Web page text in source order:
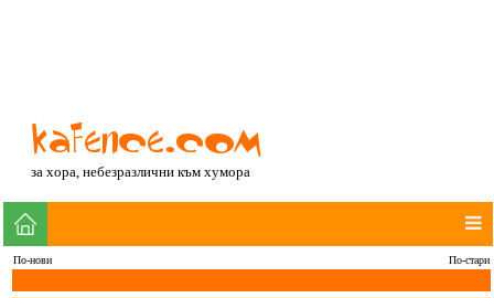
за хора, небезразлични към хумора
По-нови По-стари